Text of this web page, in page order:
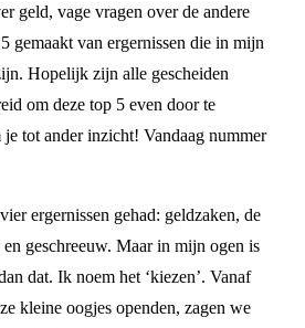
geld, vage vragen over de andere
gemaakt van ergernissen die in mijn
Hopelijk zijn alle gescheiden
om deze top 5 even door te
tot ander inzicht! Vandaag nummer
ergernissen gehad: geldzaken, de
geschreeuw. Maar in mijn ogen is
dat. Ik noem het ‘kiezen’. Vanaf
kleine oogjes openden, zagen we